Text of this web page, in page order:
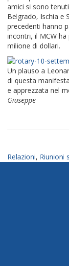
amici si sono
Belgrado, Ischia e
precedenti hanno
incontri, il MCW
milione di dollari.
Un plauso a
di questa
e apprezzata nel
Giuseppe
Relazioni, Riunioni